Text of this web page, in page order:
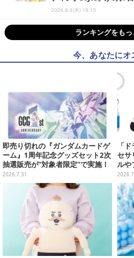
2026.8.6(木) 19:15
ランキングをも
今、あなたにオ
即売り切れの『ガンダムカードゲ
ーム』1周年記念グッズセット2次
抽選販売が“対象者限定”で実施！
プレバン全会員向け3次抽選も
2026.7.31
「
セサ
ルや
わせ